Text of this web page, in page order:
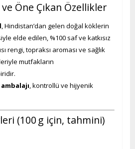
ve Öne Çıkan Özellikler
, Hindistan’dan gelen doğal köklerin
elde edilen, %100 saf ve katkısız
rengi, topraksı aroması ve sağlık
mutfakların
, kontrollü ve hijyenik
(100 g için, tahmini)